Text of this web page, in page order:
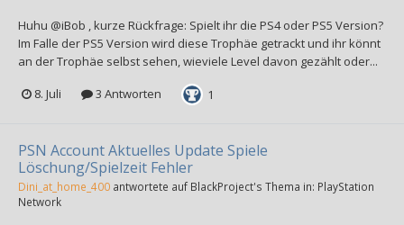
Huhu @iBob , kurze Rückfrage: Spielt ihr die PS4 oder PS5 Version?
Im Falle der PS5 Version wird diese Trophäe getrackt und ihr könnt
an der Trophäe selbst sehen, wieviele Level davon gezählt oder...
8. Juli 3 Antworten 1
PSN Account Aktuelles Update Spiele
Löschung/Spielzeit Fehler
Dini_at_home_400 antwortete auf BlackProject's Thema in: PlayStation
Network